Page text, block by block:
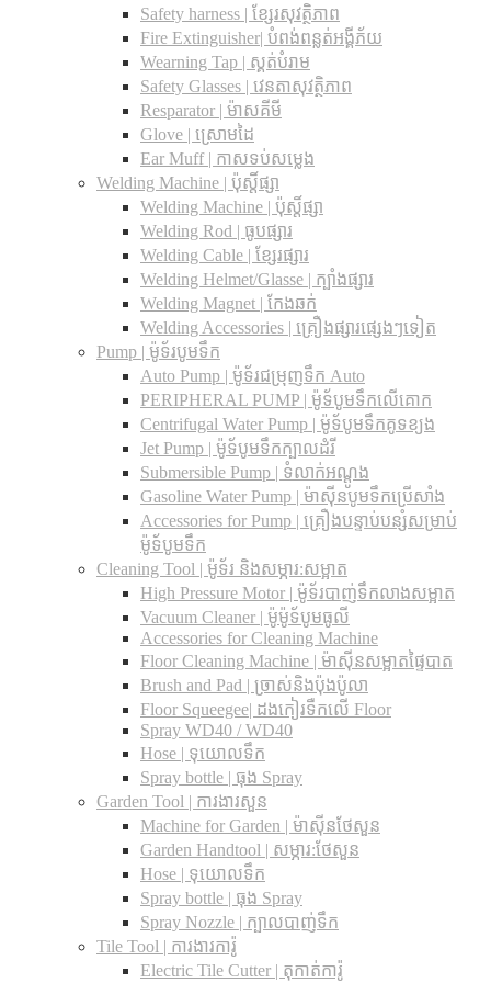
Safety harness | ខ្សែរសុវត្ថិភាព
Fire Extinguisher| បំពង់ពន្លត់អង្គីភ័យ
Wearning Tap | ស្គត់បំរាម
Safety Glasses | វេនតាសុវត្ថិភាព
Resparator | ម៉ាសគីមី
Glove | ស្រោមដៃ
Ear Muff | កាសទប់សម្លេង
Welding Machine | ប៉ុស្តិ៍ផ្សា
Welding Machine | ប៉ុស្តិ៍ផ្សា
Welding Rod | ធូបផ្សារ
Welding Cable | ខ្សែរផ្សារ
Welding Helmet/Glasse | ក្បាំងផ្សារ
Welding Magnet | កែងឆក់
Welding Accessories | គ្រឿងផ្សារផ្សេងៗទៀត
Pump | ម៉ូទ័របូមទឹក
Auto Pump | ម៉ូទ័រជម្រុញទឹក Auto
PERIPHERAL PUMP | ម៉ូទ័បូមទឹកលើគោក
Centrifugal Water Pump | ម៉ូទ័បូមទឹកគូទខ្យង
Jet Pump | ម៉ូទ័បូមទឹកក្បាលដំរី
Submersible Pump | ទំលាក់អណ្តូង
Gasoline Water Pump | ម៉ាស៊ីនបូមទឹកប្រើសាំង
Accessories for Pump | គ្រឿងបន្ទាប់បន្សំសម្រាប់
ម៉ូទ័បូមទឹក
Cleaning Tool | ម៉ូទ័រ និងសម្ភារ:សម្អាត
High Pressure Motor | ម៉ូទ័របាញ់ទឹកលាងសម្អាត
Vacuum Cleaner | ម៉ូម៉ូទ័បូមធូលី
Accessories for Cleaning Machine
Floor Cleaning Machine | ម៉ាស៊ីនសម្អាតផ្ទៃបាត
Brush and Pad | ច្រាស់និងប៉ុងប៉ូលា
Floor Squeegee| ដងកៀរទឺកលើ Floor
Spray WD40 / WD40
Hose | ទុយោលទឹក
Spray bottle | ធុង Spray
Garden Tool | ការងារសួន
Machine for Garden | ម៉ាស៊ីនថែសួន
Garden Handtool | សម្ភារ:ថែសួន
Hose | ទុយោលទឹក
Spray bottle | ធុង Spray
Spray Nozzle | ក្បាលបាញ់ទឹក
Tile Tool | ការងារការ៉ូ
Electric Tile Cutter | តុកាត់ការ៉ូ